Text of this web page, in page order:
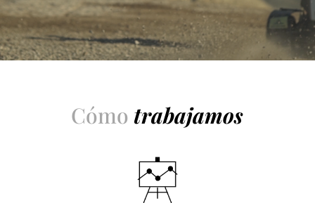
Cómo trabajamos